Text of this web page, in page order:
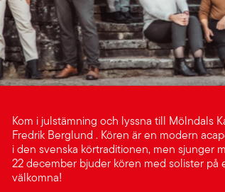
Kom i julstämning och lyssna till Mölndals
Fredrik Berglund . Kören är en modern
i den svenska körtraditionen, men sjunger
22 december bjuder kören med solister
välkomna!